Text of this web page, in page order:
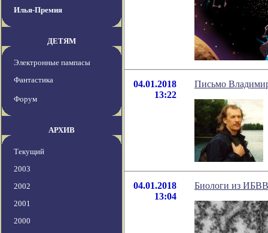
Илья-Премия
ДЕТЯМ
Электронные пампасы
Фантастика
Форум
АРХИВ
Текущий
2003
2002
2001
2000
04.01.2018
13:22
Письмо
04.01.2018
13:04
Биологи из